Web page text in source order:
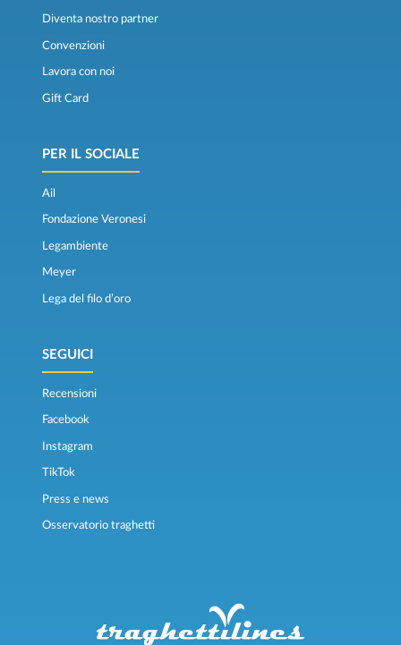
Diventa nostro partner
Convenzioni
Lavora con noi
Gift Card
PER IL SOCIALE
Ail
Fondazione Veronesi
Legambiente
Meyer
Lega del filo d’oro
SEGUICI
Recensioni
Facebook
Instagram
TikTok
Press e news
Osservatorio traghetti